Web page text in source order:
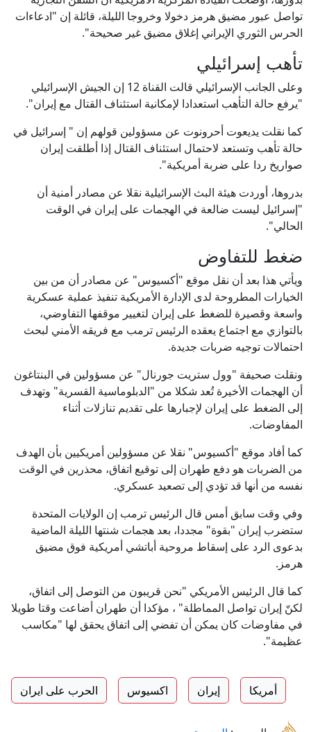
تواصل عبور مضيق هرمز دخولا وخروجا الليلة، قائلة إن "ادعاءات
الحرس الثوري الإيراني إغلاق مضيق غير صحيحة".
تأهب إسرائيلي
وعلى الجانب الإسرائيلي قالت القناة 12 إن الجيش الإسرائيلي
"يرفع حالة التأهب استعدادا لإمكانية استئناف القتال مع إيران".
كما نقلت يديعوت أحرونوت عن مسؤولين قولهم إن " إسرائيل في
حالة تأهب وتستعد لاحتمال استئناف القتال إذا أطلقت إيران
صواريخ ردا على ضربة أمريكية".
بدروها، أوردت هيئة البث الإسرائيلية نقلا عن مصادر أمنية أن
"إسرائيل ليست ضالعة في الهجمات على إيران في الوقت
الحالي".
ضغط للتفاوض
ويأتي هذا بعد أن نقل موقع "أكسيوس" عن مصادر أن من بين
الخيارات المطروحة لدى الإدارة الأمريكية تنفيذ عملية عسكرية
واسعة وقصيرة للضغط على إيران لتغيير موقفها التفاوضي،
بالتوازي مع اجتماع يعقده الرئيس ترمب مع فريقه الأمني لبحث
احتمالات توجيه ضربات جديدة.
ونقلت صحيفة "وول ستريت جورنال" عن مسؤولين في البنتاغون
أن الهجمات الأخيرة تُعد شكلا من "الدبلوماسية القسرية" وتهدف
إلى الضغط على إيران لإجبارها على تقديم تنازلات أثناء
المفاوضات.
كما أفاد موقع "أكسيوس" نقلا عن مسؤولين أمريكيين بأن الهدف
من الضربات هو دفع طهران إلى توقيع اتفاق، محذرين في الوقت
نفسه من أنها قد تؤدي إلى تصعيد عسكري.
وفي وقت سابق أمس قال الرئيس ترمب إن الولايات المتحدة
ستضرب إيران "بقوة" مجددا، بعد هجمات شنتها الليلة الماضية
بدعوى الرد على إسقاط مروحية أباتشي أمريكية فوق مضيق
هرمز.
كما قال الرئيس الأمريكي "نحن قريبون من التوصل إلى اتفاق،
لكنّ إيران تواصل المماطلة" ، مؤكدا أن طهران أضاعت وقتا طويلا
في مفاوضات كان يمكن أن تفضي إلى اتفاق يحقق لها "مكاسب
عظيمة".
أمريكا إيران اكسيوس الحرب على ايران